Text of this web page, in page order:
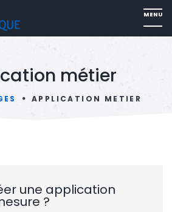
métier
APPLICATION METIER
une application
?